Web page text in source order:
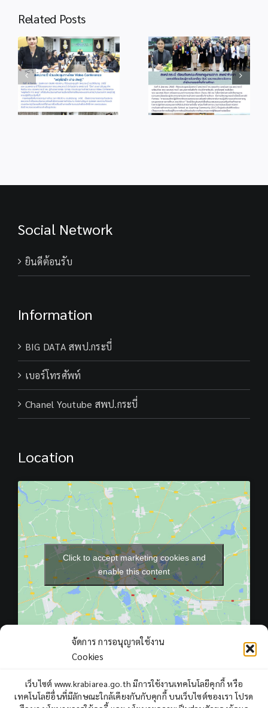
จัดการ การอนุญาตใช้งาน
Cookies
เว็บไซต์ www.krabiarea.go.th มีการใช้งานเทคโนโลยีคุกกี้ หรือ
เทคโนโลยีอื่นที่มีลักษณะใกล้เคียงกันกับคุกกี้ บนเว็บไซต์ของเรา โปรด
Related Posts
info 6-1 info 3-2
Social Network
ยินดีต้อนรับ
Information
BIG DATA สพป.กระบี่
เบอร์โทรศัพท์
Chanel Youtube สพป.กระบี่
Location
Click to accept marketing cookies and
enable this content